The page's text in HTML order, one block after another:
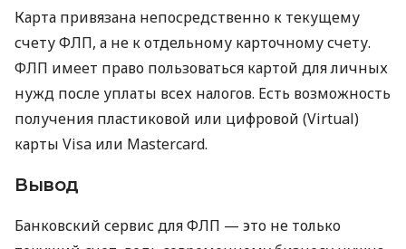
Карта привязана непосредственно к текущему
счету ФЛП, а не к отдельному карточному счету.
ФЛП имеет право пользоваться картой для личных
нужд после уплаты всех налогов. Есть возможность
получения пластиковой или цифровой (Virtual)
карты Visa или Mastercard.
Вывод
Банковский сервис для ФЛП — это не только